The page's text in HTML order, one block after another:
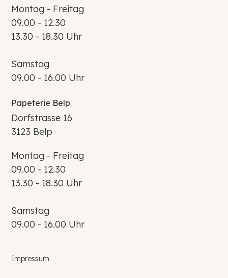
Montag - Freitag
09.00 - 12.30
13.30 - 18.30 Uhr
Samstag
09.00 - 16.00 Uhr
Papeterie Belp
Dorfstrasse 16
3123 Belp
Montag - Freitag
09.00 - 12.30
13.30 - 18.30 Uhr
Samstag
09.00 - 16.00 Uhr
Impressum